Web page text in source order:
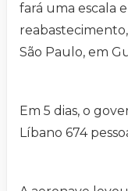
fará uma escala
São Paulo, em
Em 5 dias, o
Líbano 674